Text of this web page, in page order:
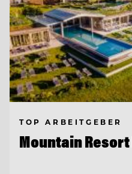
TOP ARBEITGEBER
Mountain